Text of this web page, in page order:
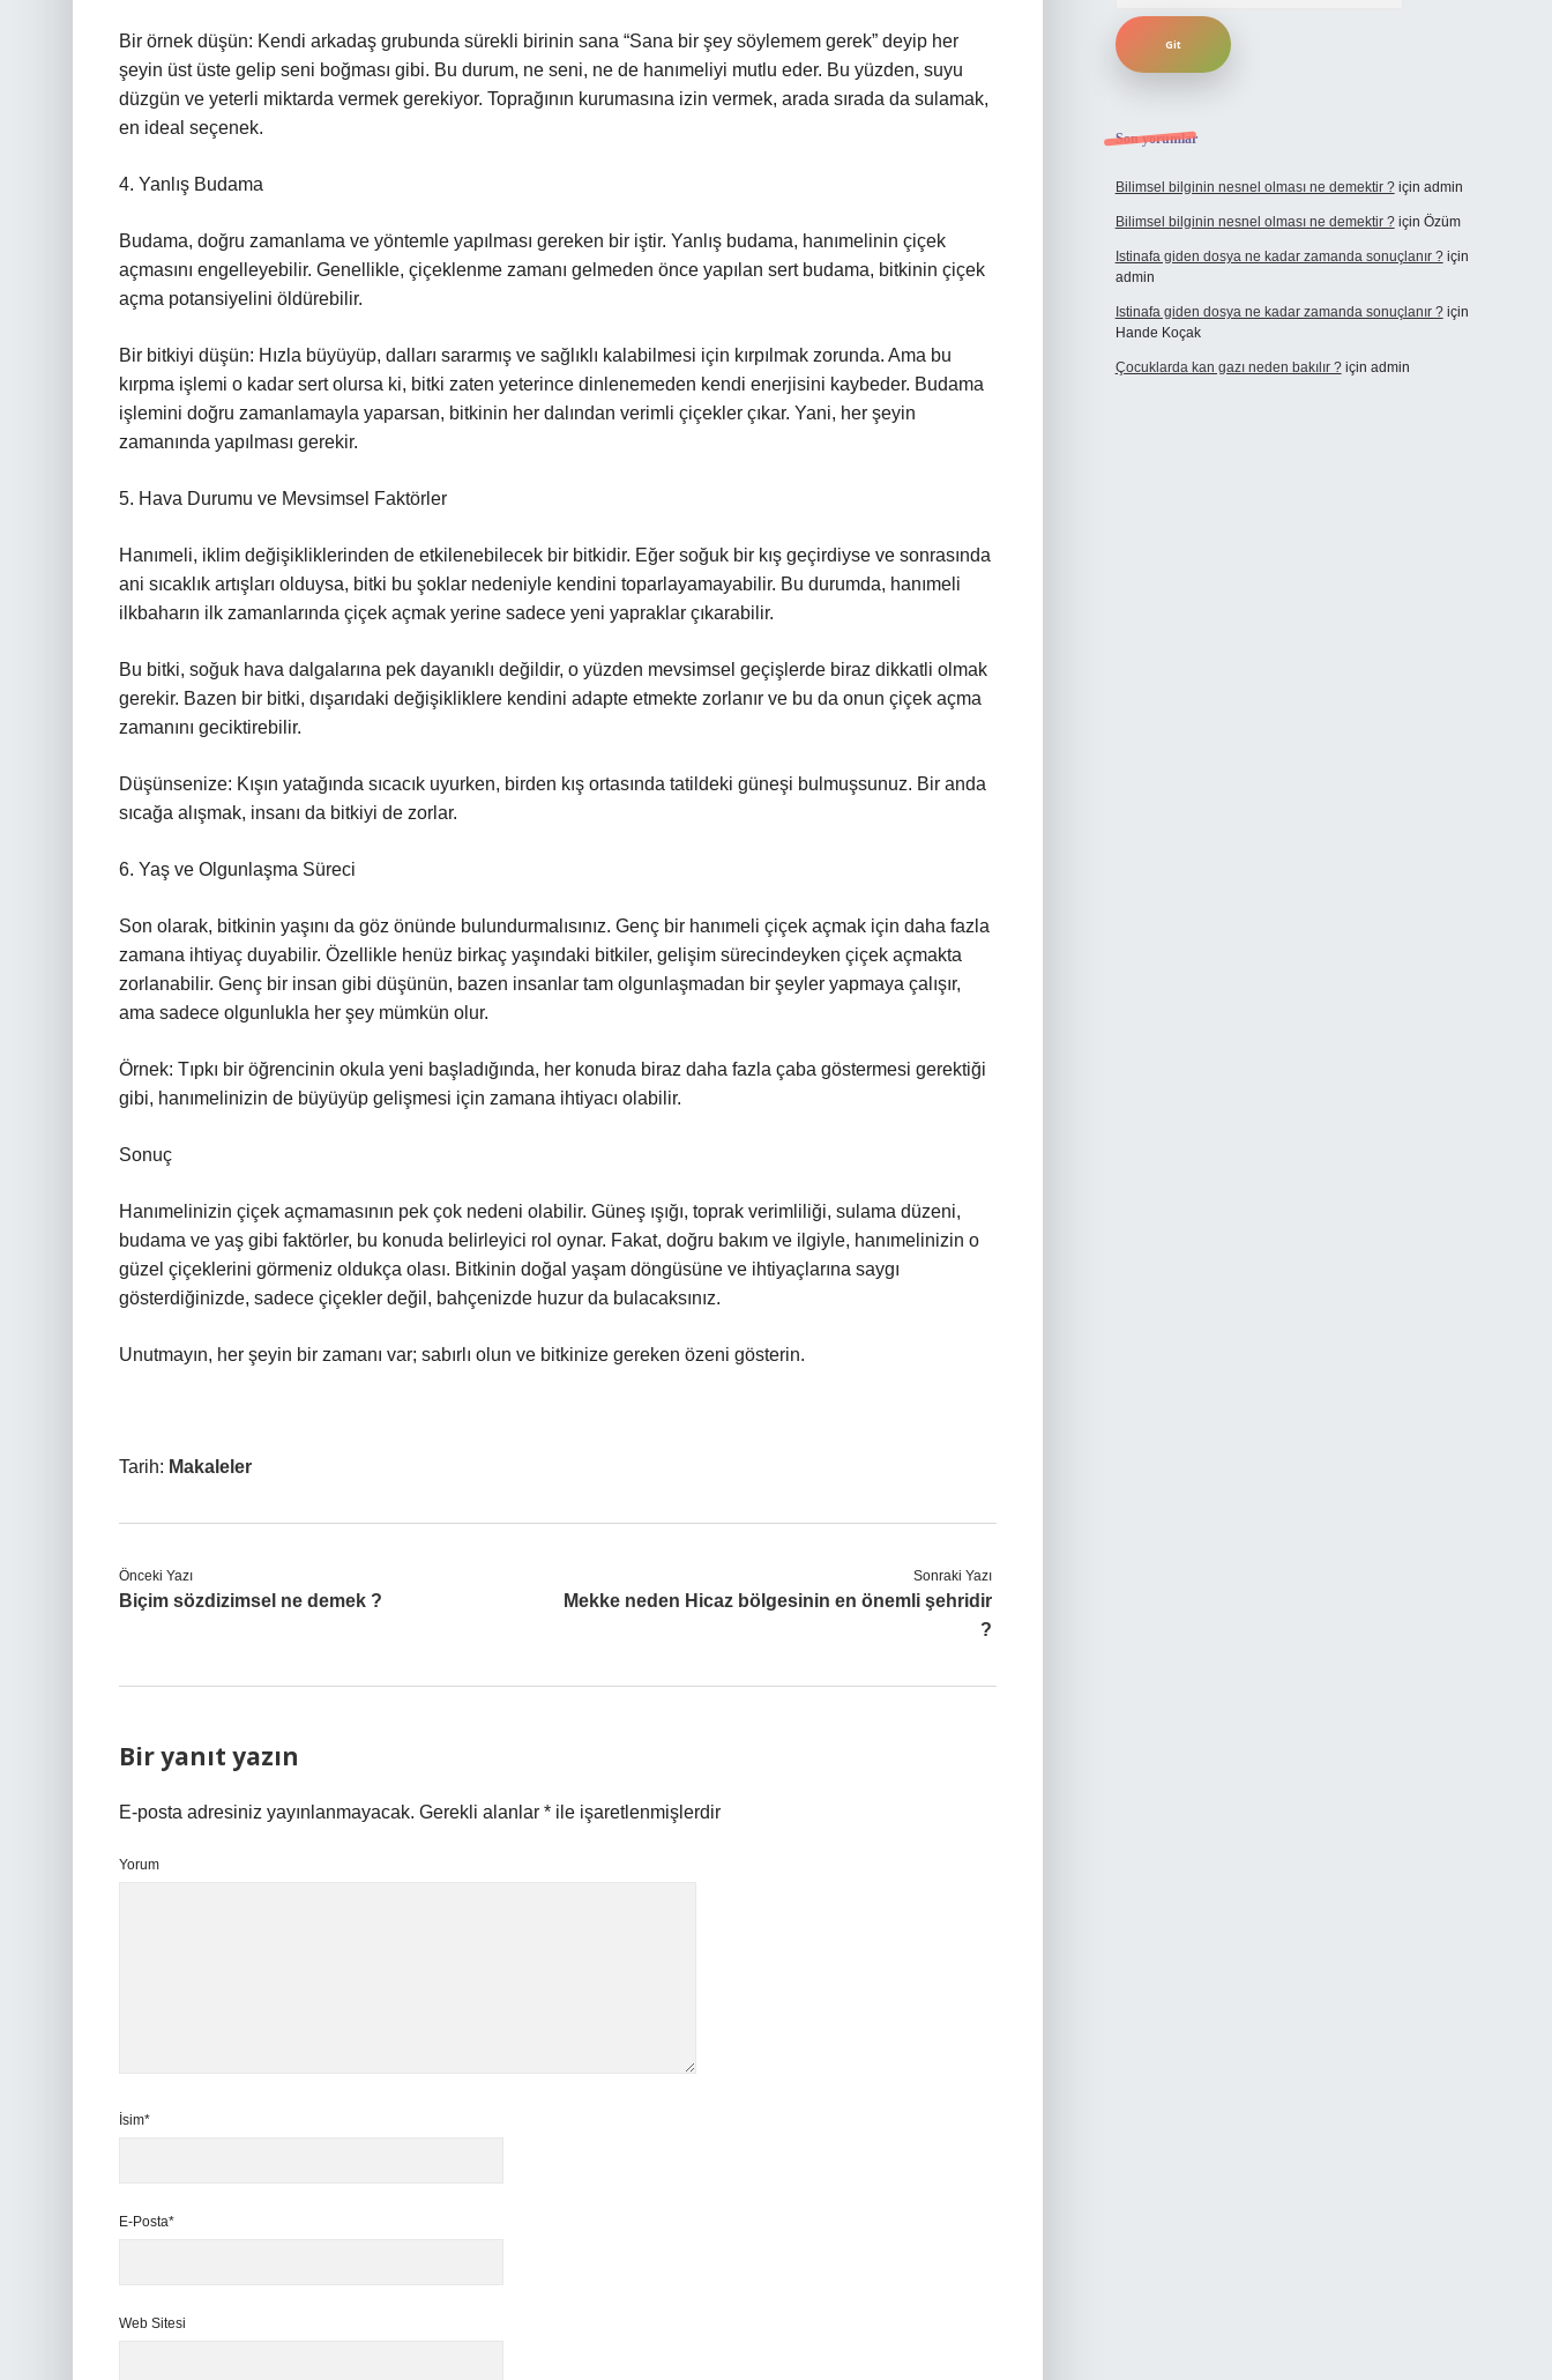
Bir örnek düşün: Kendi arkadaş grubunda sürekli birinin sana “Sana bir şey söylemem gerek” deyip her
şeyin üst üste gelip seni boğması gibi. Bu durum, ne seni, ne de hanımeliyi mutlu eder. Bu yüzden, suyu
düzgün ve yeterli miktarda vermek gerekiyor. Toprağının kurumasına izin vermek, arada sırada da sulamak,
en ideal seçenek.
4. Yanlış Budama
Budama, doğru zamanlama ve yöntemle yapılması gereken bir iştir. Yanlış budama, hanımelinin çiçek
açmasını engelleyebilir. Genellikle, çiçeklenme zamanı gelmeden önce yapılan sert budama, bitkinin çiçek
açma potansiyelini öldürebilir.
Bir bitkiyi düşün: Hızla büyüyüp, dalları sararmış ve sağlıklı kalabilmesi için kırpılmak zorunda. Ama bu
kırpma işlemi o kadar sert olursa ki, bitki zaten yeterince dinlenemeden kendi enerjisini kaybeder. Budama
işlemini doğru zamanlamayla yaparsan, bitkinin her dalından verimli çiçekler çıkar. Yani, her şeyin
zamanında yapılması gerekir.
5. Hava Durumu ve Mevsimsel Faktörler
Hanımeli, iklim değişikliklerinden de etkilenebilecek bir bitkidir. Eğer soğuk bir kış geçirdiyse ve sonrasında
ani sıcaklık artışları olduysa, bitki bu şoklar nedeniyle kendini toparlayamayabilir. Bu durumda, hanımeli
ilkbaharın ilk zamanlarında çiçek açmak yerine sadece yeni yapraklar çıkarabilir.
Bu bitki, soğuk hava dalgalarına pek dayanıklı değildir, o yüzden mevsimsel geçişlerde biraz dikkatli olmak
gerekir. Bazen bir bitki, dışarıdaki değişikliklere kendini adapte etmekte zorlanır ve bu da onun çiçek açma
zamanını geciktirebilir.
Düşünsenize: Kışın yatağında sıcacık uyurken, birden kış ortasında tatildeki güneşi bulmuşsunuz. Bir anda
sıcağa alışmak, insanı da bitkiyi de zorlar.
6. Yaş ve Olgunlaşma Süreci
Son olarak, bitkinin yaşını da göz önünde bulundurmalısınız. Genç bir hanımeli çiçek açmak için daha fazla
zamana ihtiyaç duyabilir. Özellikle henüz birkaç yaşındaki bitkiler, gelişim sürecindeyken çiçek açmakta
zorlanabilir. Genç bir insan gibi düşünün, bazen insanlar tam olgunlaşmadan bir şeyler yapmaya çalışır,
ama sadece olgunlukla her şey mümkün olur.
Örnek: Tıpkı bir öğrencinin okula yeni başladığında, her konuda biraz daha fazla çaba göstermesi gerektiği
gibi, hanımelinizin de büyüyüp gelişmesi için zamana ihtiyacı olabilir.
Sonuç
Hanımelinizin çiçek açmamasının pek çok nedeni olabilir. Güneş ışığı, toprak verimliliği, sulama düzeni,
budama ve yaş gibi faktörler, bu konuda belirleyici rol oynar. Fakat, doğru bakım ve ilgiyle, hanımelinizin o
güzel çiçeklerini görmeniz oldukça olası. Bitkinin doğal yaşam döngüsüne ve ihtiyaçlarına saygı
gösterdiğinizde, sadece çiçekler değil, bahçenizde huzur da bulacaksınız.
Unutmayın, her şeyin bir zamanı var; sabırlı olun ve bitkinize gereken özeni gösterin.
Tarih: Makaleler
Önceki Yazı
Biçim sözdizimsel ne demek ?
Sonraki Yazı
Mekke neden Hicaz bölgesinin en önemli şehridir
?
Bir yanıt yazın
E-posta adresiniz yayınlanmayacak. Gerekli alanlar * ile işaretlenmişlerdir
Yorum
İsim*
E-Posta*
Web Sitesi
Son yorumlar
Bilimsel bilginin nesnel olması ne demektir ?için admin
Bilimsel bilginin nesnel olması ne demektir ?için Özüm
Istinafa giden dosya ne kadar zamanda sonuçlanır ?için
admin
Istinafa giden dosya ne kadar zamanda sonuçlanır ?için
Hande Koçak
Çocuklarda kan gazı neden bakılır ?için admin